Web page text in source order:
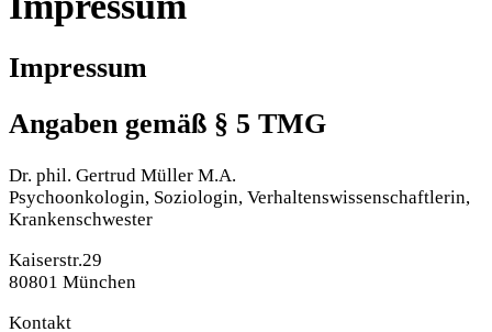
Impressum
Angaben gemäß § 5 TMG
Dr. phil. Gertrud Müller M.A.
Psychoonkologin, Soziologin, Verhaltenswissenschaftlerin,
Krankenschwester
Kaiserstr.29
80801 München
Kontakt